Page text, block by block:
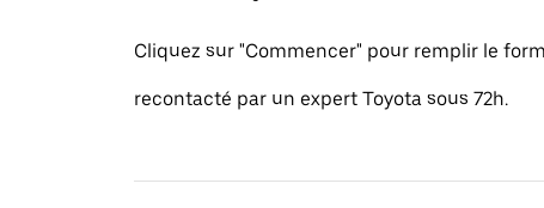
Cliquez sur "Commencer" pour remplir le
recontacté par un expert Toyota sous 72h.